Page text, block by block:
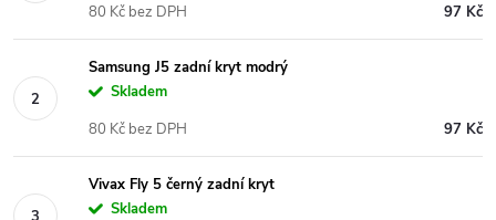
97 Kč
80 Kč bez DPH
Samsung J5 zadní kryt modrý
Skladem
97 Kč
80 Kč bez DPH
Vivax Fly 5 černý zadní kryt
Skladem